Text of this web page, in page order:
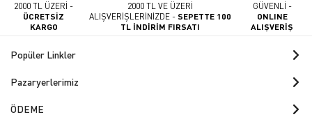
2000 TL ÜZERİ -
ÜCRETSİZ
KARGO
2000 TL VE ÜZERİ
ALIŞVERİŞLERİNİZDE -SEPETTE 100
TL İNDİRİM FIRSATI
GÜVENLİ -
ONLINE
ALIŞVERİŞ
Popüler Linkler
Pazaryerlerimiz
ÖDEME